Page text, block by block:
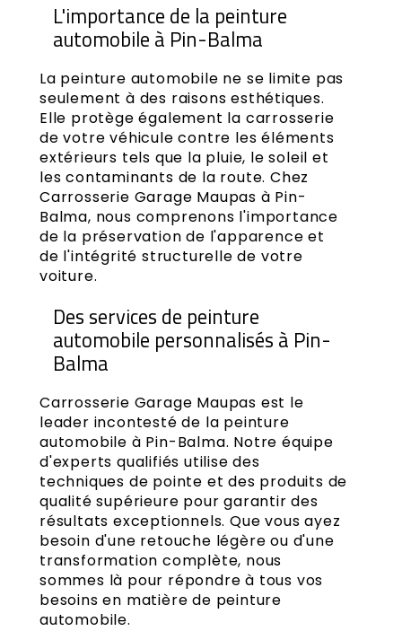
L'importance de la peinture
automobile à Pin-Balma
La peinture automobile ne se limite pas
seulement à des raisons esthétiques.
Elle protège également la carrosserie
de votre véhicule contre les éléments
extérieurs tels que la pluie, le soleil et
les contaminants de la route. Chez
Carrosserie Garage Maupas à Pin-
Balma, nous comprenons l'importance
de la préservation de l'apparence et
de l'intégrité structurelle de votre
voiture.
Des services de peinture
automobile personnalisés à Pin-
Balma
Carrosserie Garage Maupas est le
leader incontesté de la peinture
automobile à Pin-Balma. Notre équipe
d'experts qualifiés utilise des
techniques de pointe et des produits de
qualité supérieure pour garantir des
résultats exceptionnels. Que vous ayez
besoin d'une retouche légère ou d'une
transformation complète, nous
sommes là pour répondre à tous vos
besoins en matière de peinture
automobile.